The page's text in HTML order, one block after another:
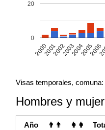
2000200120022003200420052006
0
20
Visas temporales,
Hombres y
Año 👨👨 👩👩